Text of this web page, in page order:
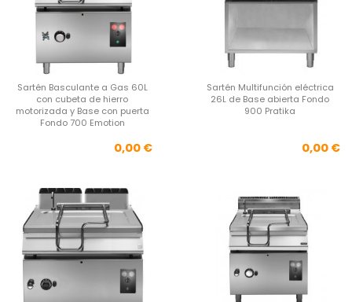
Sartén Basculante a Gas 60L
con cubeta de hierro
motorizada y Base con puerta
Fondo 700 Emotion
Precio
0,00 €
Sartén Multifunción eléctrica
26L de Base abierta Fondo
900 Pratika
0,00 €